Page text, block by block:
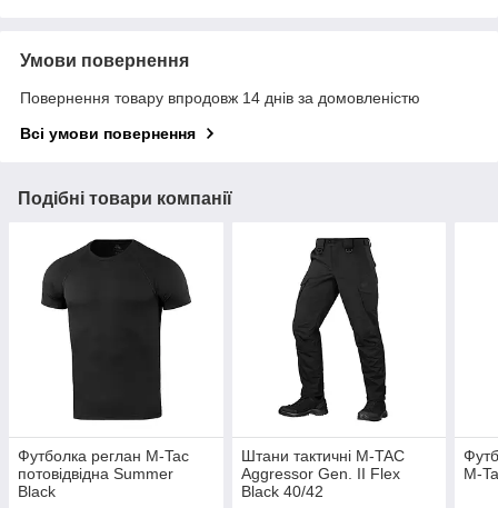
Умови повернення
Повернення товару впродовж 14 днів за домовленістю
Всі умови повернення
Подібні товари компанії
Футболка реглан M-Tac
потовідвідна Summer
Black
Штани тактичні M-TAC
Aggressor Gen. II Flex
Black 40/42
M-